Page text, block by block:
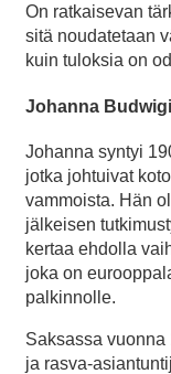
On ratkaisevan
sitä noudatetaan
kuin tuloksia on
Johanna
Johanna syntyi
jotka johtuivat
vammoista. Hän
jälkeisen
kertaa ehdolla
joka on
palkinnolle.
Saksassa
ja rasva-